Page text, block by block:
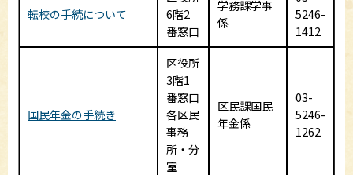
転校の手続について
6階2
番窓口
学務課学事
係
5246-
1412
国民年金の手続き
区役所
3階1
番窓口
各区民
事務
所・分
室
区民課国民
年金係
03-
5246-
1262